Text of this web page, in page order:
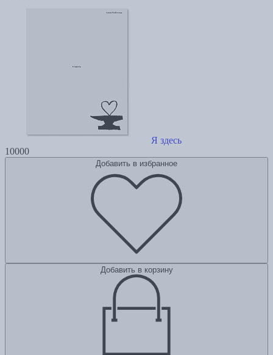
Я здесь
10000
Добавить в избранное
Добавить в корзину